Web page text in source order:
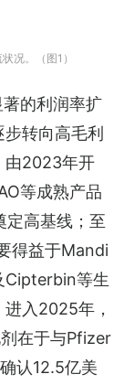
况。（图1）
的利润率扩
转向高毛利
由2023年开
等成熟产品
定高基线；至
得益于Mandi
Cipterbin等生
入2025年，
在于与Pfizer
认12.5亿美